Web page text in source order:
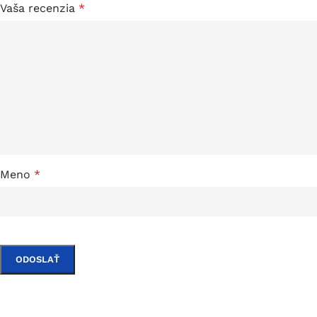
Vaša recenzia *
Meno *